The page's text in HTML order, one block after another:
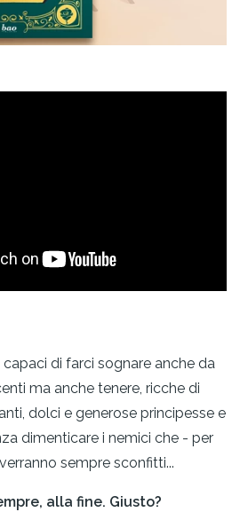
capaci di farci sognare anche da
ma anche tenere, ricche di
dolci e generose principesse e
dimenticare i nemici che - per
sempre sconfitti...
alla fine. Giusto?